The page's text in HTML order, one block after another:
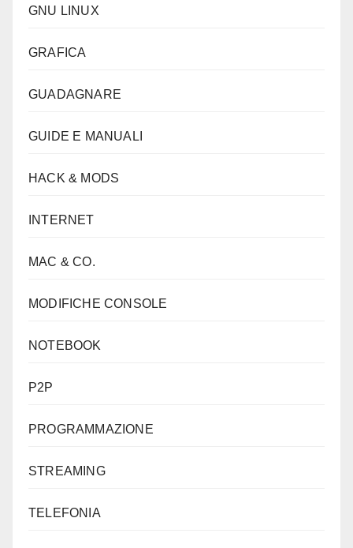
GNU LINUX
GRAFICA
GUADAGNARE
GUIDE E MANUALI
HACK & MODS
INTERNET
MAC & CO.
MODIFICHE CONSOLE
NOTEBOOK
P2P
PROGRAMMAZIONE
STREAMING
TELEFONIA